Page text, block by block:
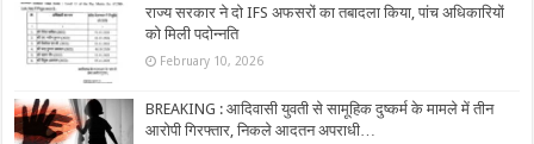
राज्य सरकार ने दो IFS अफसरों का तबादला किया, पांच अधिकारियों
को मिली पदोन्नति
February 10, 2026
BREAKING : आदिवासी युवती से सामूहिक दुष्कर्म के मामले में तीन
आरोपी गिरफ्तार, निकले आदतन अपराधी…